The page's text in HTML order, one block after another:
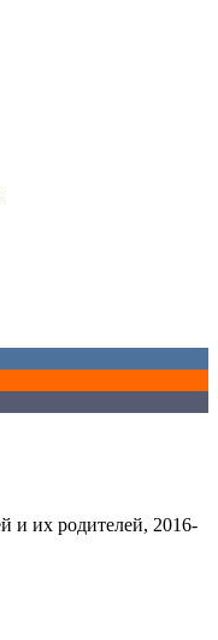
и их родителей, 2016-